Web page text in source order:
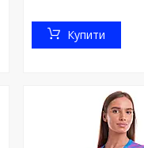
Купити